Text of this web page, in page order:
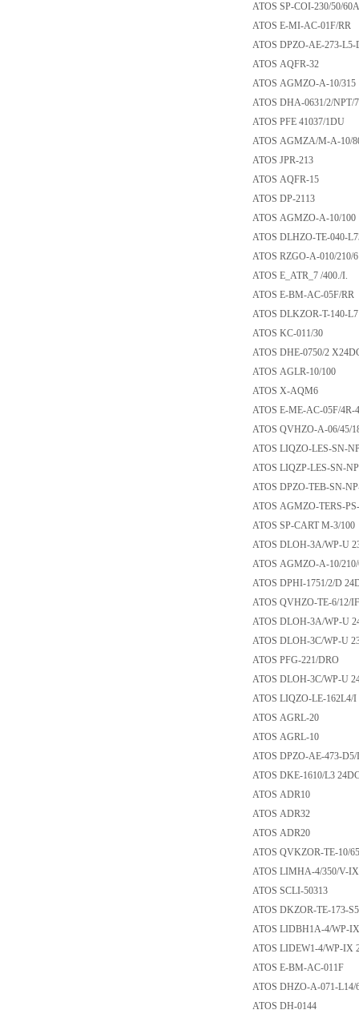
ATOS SP-COI-230/
ATOS E-MI-AC-
ATOS DPZO-AE-
ATOS AQFR-32
ATOS AGMZO-A-
ATOS DHA-0631/2/
ATOS PFE 41037/
ATOS AGMZA/M-
ATOS JPR-213
ATOS AQFR-15
ATOS DP-2113
ATOS AGMZO-A-
ATOS DLHZO-TE-
ATOS RZGO-A-
ATOS E_ATR_7 /
ATOS E-BM-AC-
ATOS DLKZOR-T-
ATOS KC-011/30
ATOS DHE-0750/2
ATOS AGLR-10/
ATOS X-AQM6
ATOS E-ME-AC-
ATOS QVHZO-A-
ATOS LIQZO-LES-
ATOS LIQZP-LES-
ATOS DPZO-TEB-
ATOS AGMZO-
ATOS SP-CART M-
ATOS DLOH-3A/
ATOS AGMZO-A-
ATOS DPHI-1751/2/
ATOS QVHZO-TE-
ATOS DLOH-3A/
ATOS DLOH-3C/
ATOS PFG-221/
ATOS DLOH-3C/
ATOS LIQZO-LE-
ATOS AGRL-20
ATOS AGRL-10
ATOS DPZO-AE-
ATOS DKE-1610/L3
ATOS ADR10
ATOS ADR32
ATOS ADR20
ATOS QVKZOR-
ATOS LIMHA-4/
ATOS SCLI-50313
ATOS DKZOR-TE-
ATOS LIDBH1A-4/
ATOS LIDEW1-4/
ATOS E-BM-AC-
ATOS DHZO-A-
ATOS DH-0144